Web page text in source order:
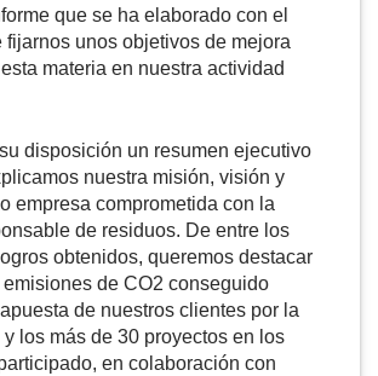
que se ha elaborado con el
fijarnos unos objetivos de mejora
materia en nuestra actividad
disposición un resumen ejecutivo
nuestra misión, visión y
empresa comprometida con la
de residuos. De entre los
obtenidos, queremos destacar
de CO2 conseguido
de nuestros clientes por la
los más de 30 proyectos en los
en colaboración con